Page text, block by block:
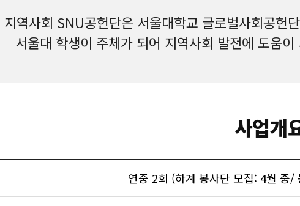
지역사회 SNU공헌단은 서울대학교 글로벌사회공헌
서울대 학생이 주체가 되어 지역사회 발전에 도움
사업개
연중 2회 (하계 봉사단 모집: 4월 중/